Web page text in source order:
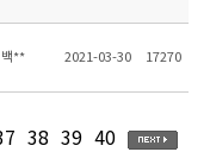
백** 2021-03-30 17270
38 39 40